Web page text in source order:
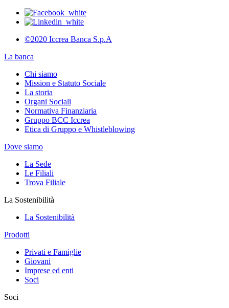
©2020 Iccrea Banca S.p.A
La banca
Chi siamo
Mission e Statuto Sociale
La storia
Organi Sociali
Normativa Finanziaria
Gruppo BCC Iccrea
Etica di Gruppo e Whistleblowing
Dove siamo
La Sede
Le Filiali
Trova Filiale
La Sostenibilità
La Sostenibilità
Prodotti
Privati e Famiglie
Giovani
Imprese ed enti
Soci
Soci